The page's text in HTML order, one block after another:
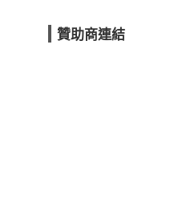
贊助商連結